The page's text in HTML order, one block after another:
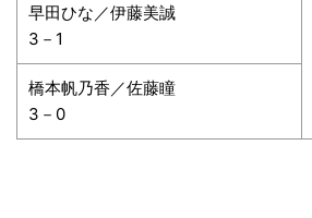
早田ひな／伊藤美誠
3－1
橋本帆乃香／佐藤瞳
3－0